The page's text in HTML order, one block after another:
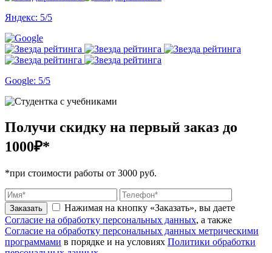
Яндекс: 5/5
Google: 5/5
Получи скидку на первый заказ до
1000₽*
*при стоимости работы от 3000 руб.
Заказать
Нажимая на кнопку «Заказать», вы даете
Согласие на обработку персональных данных, а также
Согласие на обработку персональных данных метрическими
программами в порядке и на условиях Политики обработки